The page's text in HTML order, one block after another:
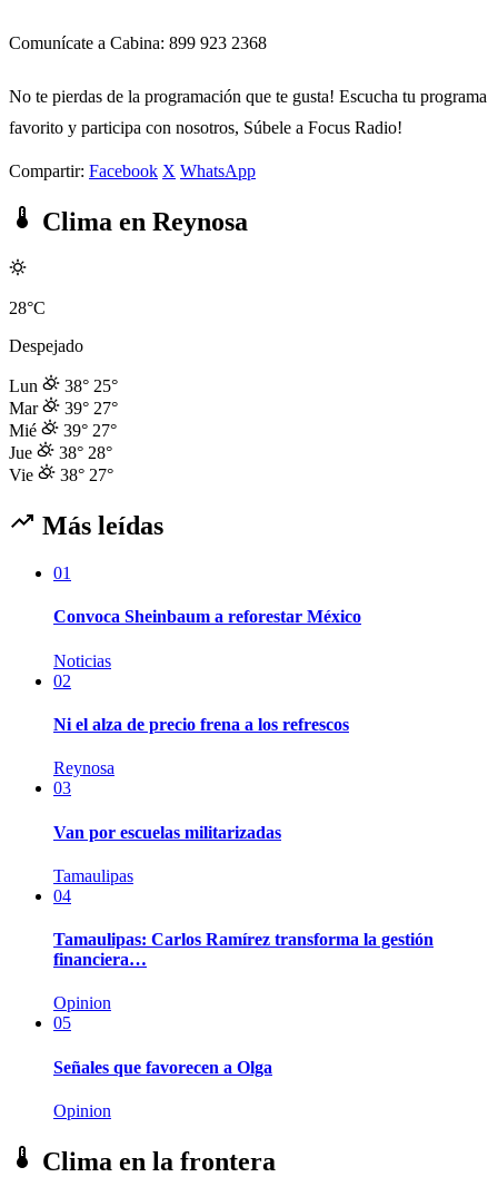
Comunícate a Cabina: 899 923 2368
No te pierdas de la programación que te gusta! Escucha tu programa
favorito y participa con nosotros, Súbele a Focus Radio!
Compartir: Facebook X WhatsApp
Clima en Reynosa
28°C
Despejado
Lun 38° 25°
Mar
39° 27°
Mié
39° 27°
Jue
38° 28°
Vie
38° 27°
Más leídas
01
Convoca Sheinbaum a reforestar México
Noticias
02
Ni el alza de precio frena a los refrescos
Reynosa
03
Van por escuelas militarizadas
Tamaulipas
04
Tamaulipas: Carlos Ramírez transforma la gestión
financiera…
Opinion
05
Señales que favorecen a Olga
Opinion
Clima en la frontera